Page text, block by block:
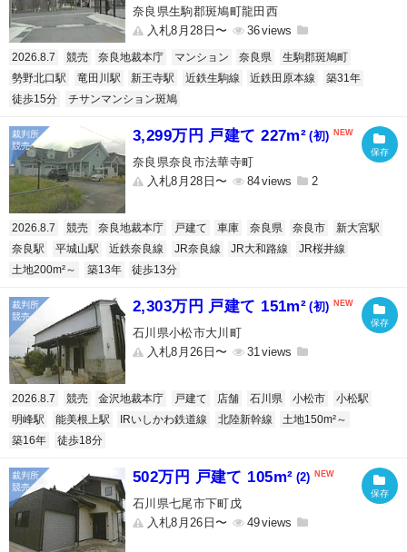
奈良県生駒郡斑鳩町龍田西
入札8月28日〜
36
2026.8.7 競売 奈良地裁本庁 マンション 奈良県
生駒郡斑鳩町
勢野北口駅
竜田川駅 新王寺駅 近鉄生駒線 近鉄田原本線
築31年
徒歩15分
チサンマンション斑鳩
3,299万円 戸建て 227m² (初)
奈良県奈良市法華寺町
入札8月28日〜
84 2
2026.8.7 競売 奈良地裁本庁 戸建て 車庫 奈良県 奈良市
新大宮駅
奈良駅
平城山駅 近鉄奈良線 JR奈良線 JR大和路線
JR桜井線
土地200m²～
築13年 徒歩13分
2,303万円 戸建て 151m² (初)
石川県小松市大川町
入札8月26日〜
31
2026.8.7 競売 金沢地裁本庁 戸建て 店舗 石川県 小松市
小松駅
明峰駅
能美根上駅 IRいしかわ鉄道線 北陸新幹線
土地150m²～
築16年
徒歩18分
502万円 戸建て 105m² (2)
石川県七尾市下町戊
入札8月26日〜
49